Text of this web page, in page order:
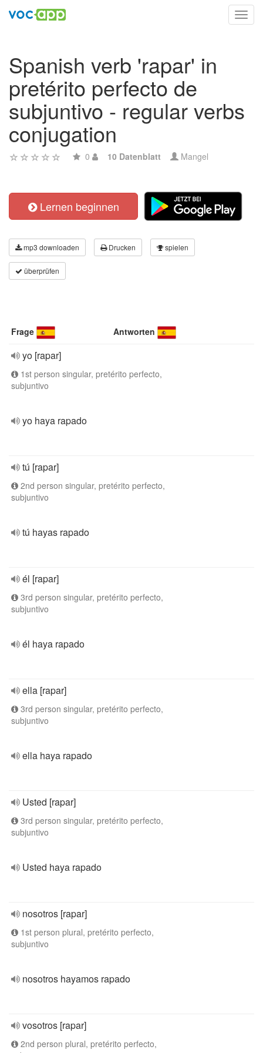
Spanish verb 'rapar' in
pretérito perfecto de
subjuntivo - regular verbs
conjugation
0 10 Datenblatt Mangel
Lernen beginnen
mp3 downloaden Drucken spielen
überprüfen
Frage Antworten
yo [rapar]
1st person singular, pretérito perfecto,
subjuntivo
yo haya rapado
tú [rapar]
2nd person singular, pretérito perfecto,
subjuntivo
tú hayas rapado
él [rapar]
3rd person singular, pretérito perfecto,
subjuntivo
él haya rapado
ella [rapar]
3rd person singular, pretérito perfecto,
subjuntivo
ella haya rapado
Usted [rapar]
3rd person singular, pretérito perfecto,
subjuntivo
Usted haya rapado
nosotros [rapar]
1st person plural, pretérito perfecto,
subjuntivo
nosotros hayamos rapado
vosotros [rapar]
2nd person plural, pretérito perfecto,